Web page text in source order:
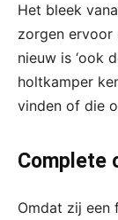
Het bleek
zorgen ervoor
nieuw is ‘ook
holtkamper
vinden of die
Complete
Omdat zij een